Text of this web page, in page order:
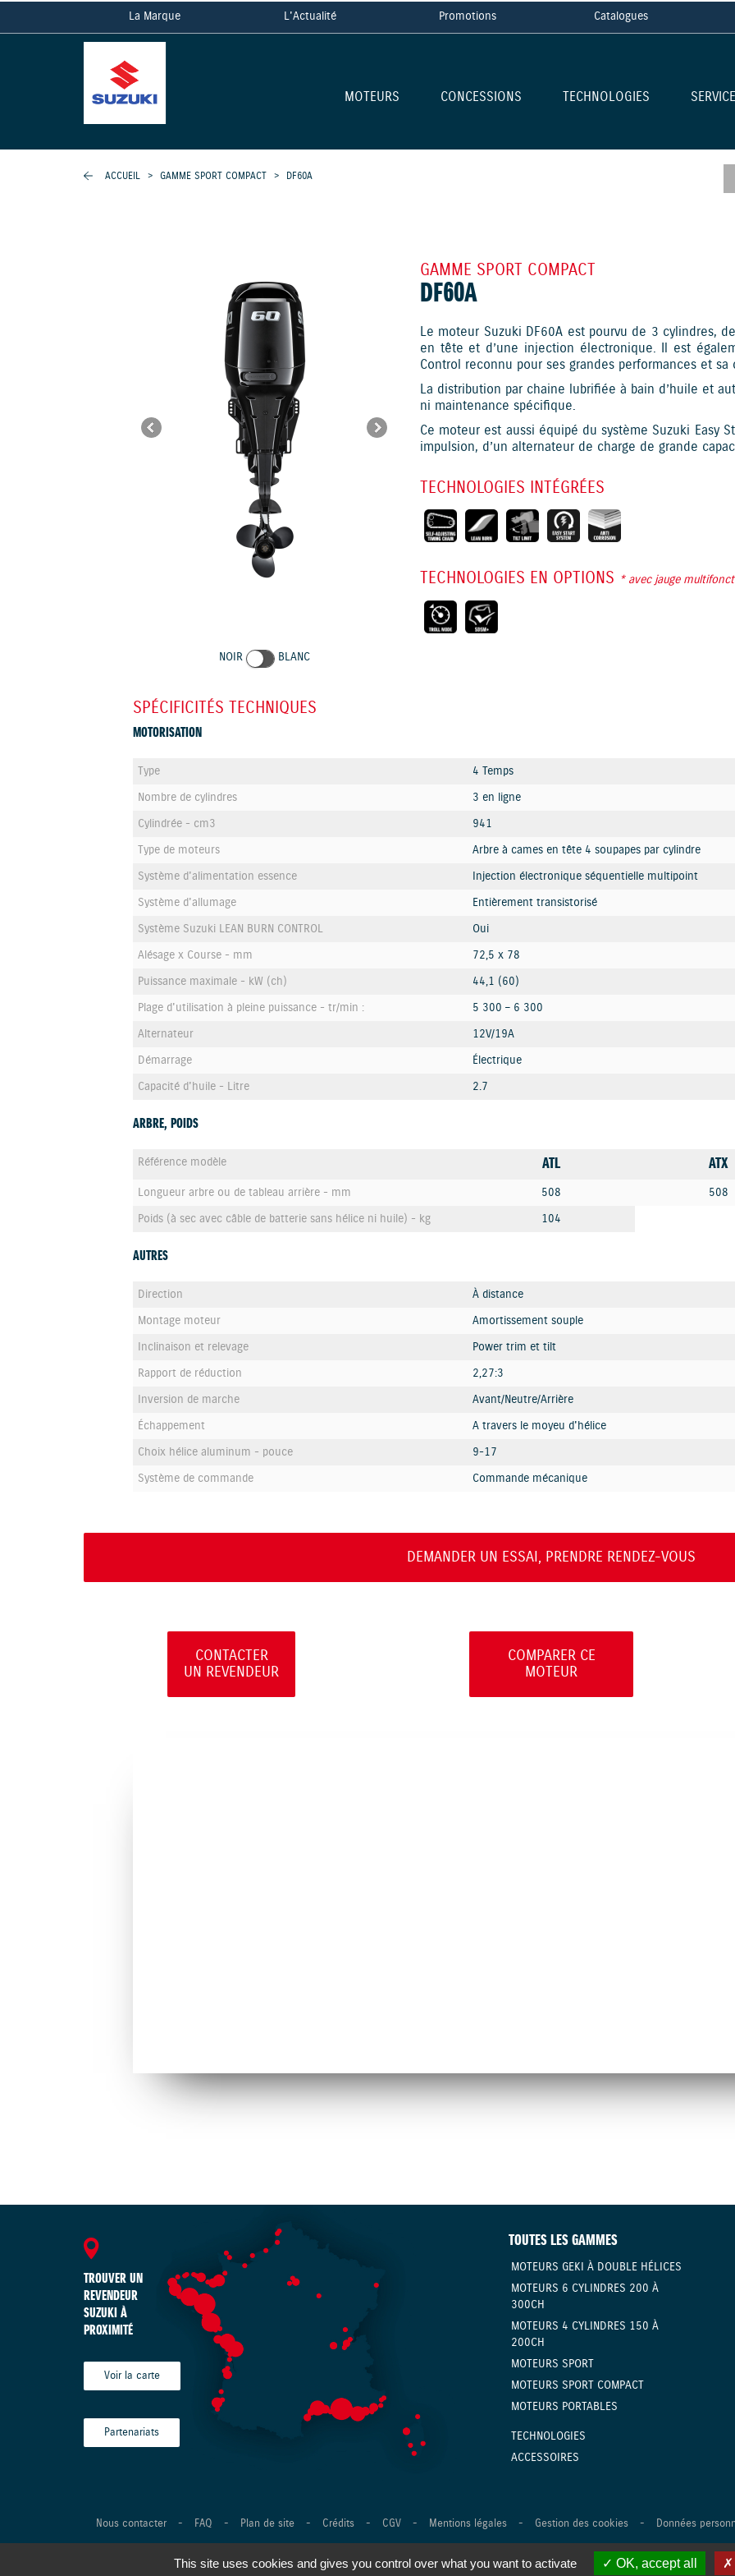
La Marque L'Actualité Promotions Catalogues
MOTEURS CONCESSIONS TECHNOLOGIES
ACCUEIL > GAMME SPORT COMPACT > DF60A
NOIR BLANC
GAMME SPORT COMPACT
DF60A
Le moteur Suzuki DF60A est pourvu de 3 cylindres,
en tête et d’une injection électronique. Il est
Control reconnu pour ses grandes performances et
La distribution par chaine lubrifiée à bain d’huile et
ni maintenance spécifique.
Ce moteur est aussi équipé du système Suzuki Easy
impulsion, d’un alternateur de charge de grande
TECHNOLOGIES INTÉGRÉES
TECHNOLOGIES EN OPTIONS * avec jauge
SPÉCIFICITÉS TECHNIQUES
MOTORISATION
Type
4 Temps
Nombre de cylindres
3 en ligne
Cylindrée - cm3
941
Type de moteurs
Arbre à cames en tête 4 soupapes par cylindre
Système d'alimentation essence
Injection électronique séquentielle multipoint
Système d'allumage
Entièrement transistorisé
Système Suzuki LEAN BURN CONTROL
Oui
Alésage x Course - mm
72,5 x 78
Puissance maximale - kW (ch)
44,1 (60)
Plage d'utilisation à pleine puissance - tr/min :
5 300 – 6 300
Alternateur
12V/19A
Démarrage
Électrique
Capacité d'huile - Litre
2.7
ARBRE, POIDS
Référence modèle ATL ATX
Longueur arbre ou de tableau arrière - mm 508
508
Poids (à sec avec câble de batterie sans hélice ni huile) - kg
104
AUTRES
Direction
À distance
Montage moteur
Amortissement souple
Inclinaison et relevage
Power trim et tilt
Rapport de réduction
2,27:3
Inversion de marche
Avant/Neutre/Arrière
Échappement
A travers le moyeu d'hélice
Choix hélice aluminum - pouce
9-17
Système de commande
Commande mécanique
DEMANDER UN ESSAI, PRENDRE RENDEZ-VOUS
CONTACTER
UN REVENDEUR
COMPARER CE
MOTEUR
TROUVER UN
REVENDEUR
SUZUKI À
PROXIMITÉ
Voir la carte
Partenariats
TOUTES LES GAMMES
MOTEURS GEKI À DOUBLE HÉLICES
MOTEURS 6 CYLINDRES 200 À
300CH
MOTEURS 4 CYLINDRES 150 À
200CH
MOTEURS SPORT
MOTEURS SPORT COMPACT
MOTEURS PORTABLES
TECHNOLOGIES
ACCESSOIRES
Nous contacter - FAQ - Plan de site - Crédits - CGV - Mentions légales - Gestion des cookies - Données
This site uses cookies and gives you control over what you want to activate OK, accept all